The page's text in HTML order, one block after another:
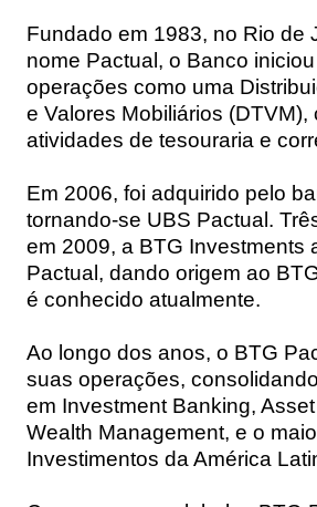
Fundado em 1983, no Rio de
nome Pactual, o Banco
operações como uma
e Valores Mobiliários (DTVM),
atividades de tesouraria e
Em 2006, foi adquirido pelo
tornando-se UBS Pactual.
em 2009, a BTG Investments
Pactual, dando origem ao
é conhecido atualmente.
Ao longo dos anos, o BTG
suas operações,
em Investment Banking,
Wealth Management, e o
Investimentos da América